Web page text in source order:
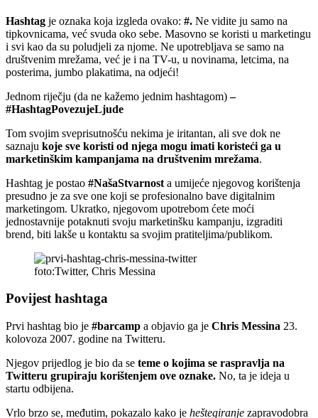
Hashtag je oznaka koja izgleda ovako: #. Ne vidite ju samo na
tipkovnicama, već svuda oko sebe. Masovno se koristi u marketingu
i svi kao da su poludjeli za njome. Ne upotrebljava se samo na
društvenim mrežama, već je i na TV-u, u novinama, letcima, na
posterima, jumbo plakatima, na odjeći!
Jednom riječju (da ne kažemo jednim hashtagom)–
#HashtagPovezujeLjude
Tom svojim sveprisutnošću nekima je iritantan, ali sve dok ne
saznaju koje sve koristi od njega mogu imati koristeći ga u
marketinškim kampanjama na društvenim mrežama.
Hashtag je postao #NašaStvarnost a umijeće njegovog korištenja
presudno je za sve one koji se profesionalno bave digitalnim
marketingom. Ukratko, njegovom upotrebom ćete moći
jednostavnije potaknuti svoju marketinšku kampanju, izgraditi
brend, biti lakše u kontaktu sa svojim pratiteljima/publikom.
foto:Twitter, Chris Messina
Povijest hashtaga
Prvi hashtag bio je #barcamp a objavio ga je Chris Messina 23.
kolovoza 2007. godine na Twitteru.
Njegov prijedlog je bio da se teme o kojima se raspravlja na
Twitteru grupiraju korištenjem ove oznake. No, ta je ideja u
startu odbijena.
Vrlo brzo se, međutim, pokazalo kako je heštegiranje zapravodobra